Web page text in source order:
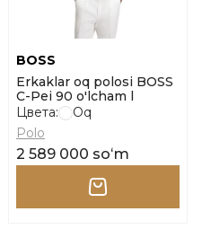
BOSS
Erkaklar oq polosi BOSS
C-Pei 90 o'lcham l
Цвета:
Oq
Polo
2 589 000 soʻm